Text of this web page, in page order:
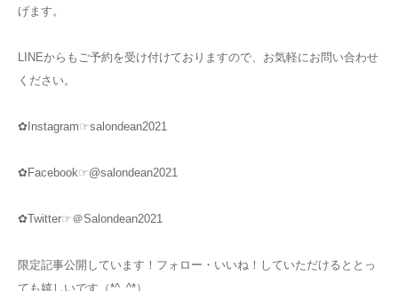
げます。
LINEからもご予約を受け付けておりますので、お気軽にお問い合わせ
ください。
✿Instagram☞salondean2021
✿Facebook☞@salondean2021
✿Twitter☞＠Salondean2021
限定記事公開しています！フォロー・いいね！していただけるととっ
ても嬉しいです（*^_^*）